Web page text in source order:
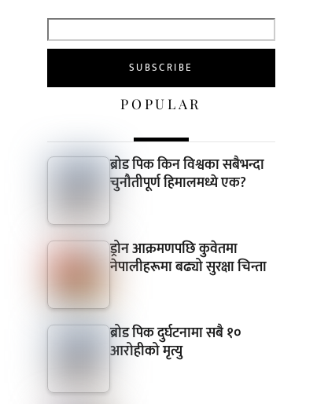
POPULAR
ब्रोड पिक किन विश्वका सबैभन्दा
चुनौतीपूर्ण हिमालमध्ये एक?
ड्रोन आक्रमणपछि कुवेतमा
नेपालीहरूमा बढ्यो सुरक्षा चिन्ता
ब्रोड पिक दुर्घटनामा सबै १०
आरोहीको मृत्यु